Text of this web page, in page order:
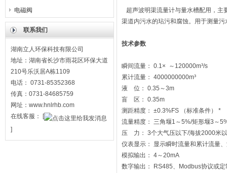
电磁阀
联系我们
湖南立人环保科技有限公司
地址：湖南省长沙市雨花区环保大道
210号乐沃居A栋1109
电话： 0731-85352368
传真：0731-84685759
网址：www.hnlrhb.com
在线客服：
[
]
超声波明渠流量计与量水槽配用，主
渠道内污水的玷污和腐蚀。用于测量
技术参数
瞬间流量： 0.1× ～120000m³/s
累计流量： 4000000000m³
液 位： 0.35～3m
盲 区： 0.35m
测距精度： ±0.3%FS （标准条件） *
流量精度： 三角堰1～5%/矩形堰3～
压 力： 3个大气压以下/海拔2000米
仪表显示： 显示瞬时流量和累计流量
模拟输出： 4～20mA
数字输出： RS485、Modbus协议或定